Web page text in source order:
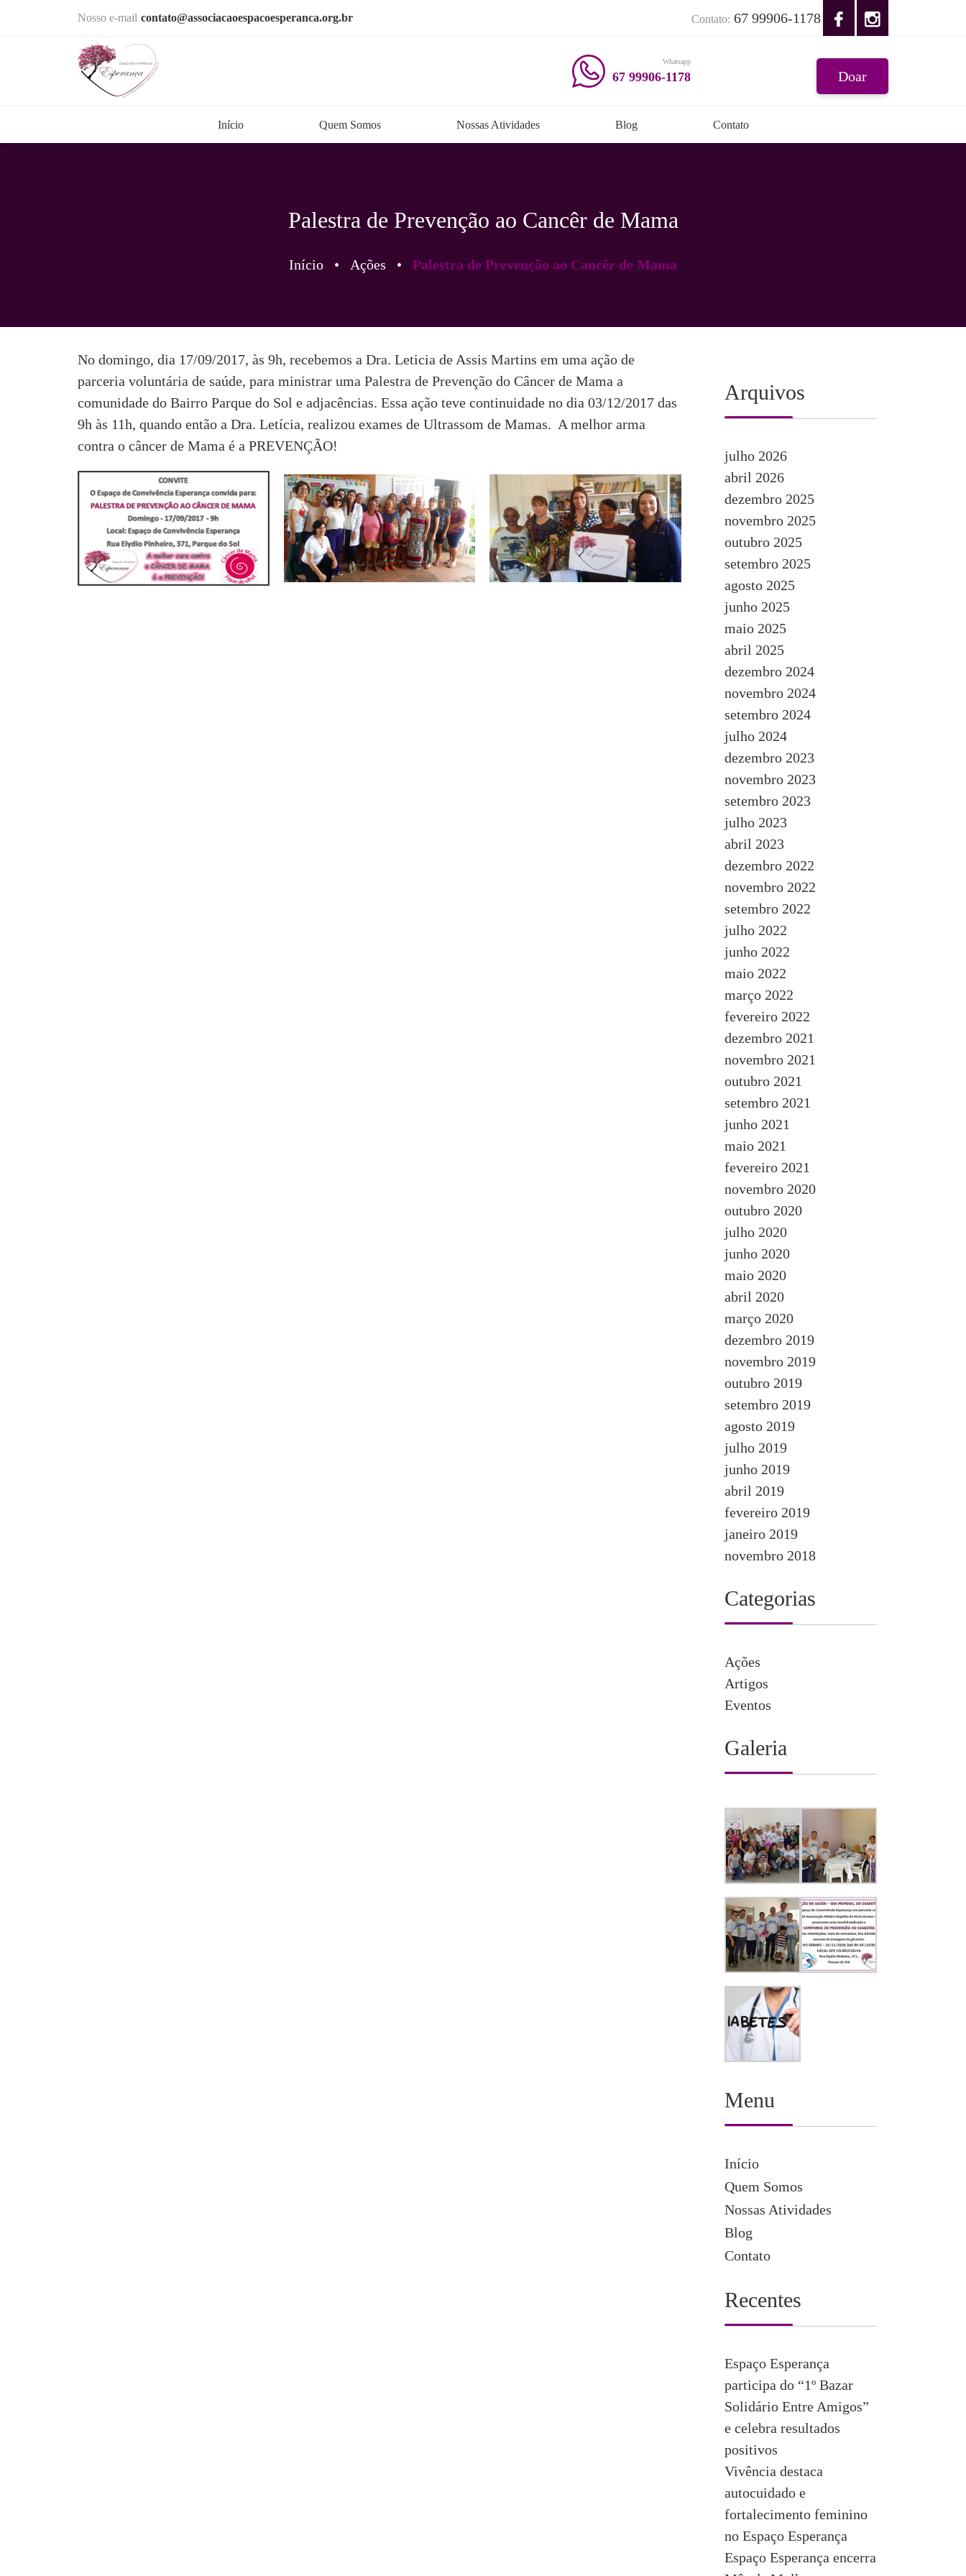
Nosso e-mail contato@associacaoespacoesperanca.org.br Contato: 67 99906-1178
Whatsapp
67 99906-1178 Doar
Início Quem Somos Nossas Atividades Blog Contato
Palestra de Prevenção ao Cancêr de Mama
Início • Ações • Palestra de Prevenção ao Cancêr de Mama
No domingo, dia 17/09/2017, às 9h, recebemos a Dra. Leticia de Assis Martins em uma ação de
parceria voluntária de saúde, para ministrar uma Palestra de Prevenção do Câncer de Mama a
comunidade do Bairro Parque do Sol e adjacências. Essa ação teve continuidade no dia 03/12/2017 das
9h às 11h, quando então a Dra. Letícia, realizou exames de Ultrassom de Mamas. A melhor arma
contra o câncer de Mama é a PREVENÇÃO!
Arquivos
julho 2026
abril 2026
dezembro 2025
novembro 2025
outubro 2025
setembro 2025
agosto 2025
junho 2025
maio 2025
abril 2025
dezembro 2024
novembro 2024
setembro 2024
julho 2024
dezembro 2023
novembro 2023
setembro 2023
julho 2023
abril 2023
dezembro 2022
novembro 2022
setembro 2022
julho 2022
junho 2022
maio 2022
março 2022
fevereiro 2022
dezembro 2021
novembro 2021
outubro 2021
setembro 2021
junho 2021
maio 2021
fevereiro 2021
novembro 2020
outubro 2020
julho 2020
junho 2020
maio 2020
abril 2020
março 2020
dezembro 2019
novembro 2019
outubro 2019
setembro 2019
agosto 2019
julho 2019
junho 2019
abril 2019
fevereiro 2019
janeiro 2019
novembro 2018
Categorias
Ações
Artigos
Eventos
Galeria
Menu
Início
Quem Somos
Nossas Atividades
Blog
Contato
Recentes
Espaço Esperança
participa do “1º Bazar
Solidário Entre Amigos”
e celebra resultados
positivos
Vivência destaca
autocuidado e
fortalecimento feminino
no Espaço Esperança
Espaço Esperança encerra